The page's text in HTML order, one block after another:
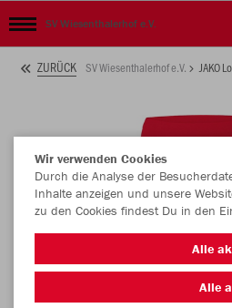
SV Wiesenthalerhof e.V.
ZURÜCK SV Wiesenthalerhof e.V. JAKO
Wir verwenden Cookies
Durch die Analyse der
Inhalte anzeigen und unsere
zu den Cookies findest Du in den
Alle
Alle